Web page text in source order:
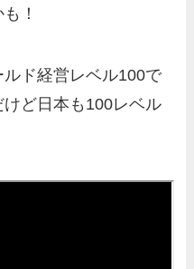
！
ド経営レベル100で
ど日本も100レベル